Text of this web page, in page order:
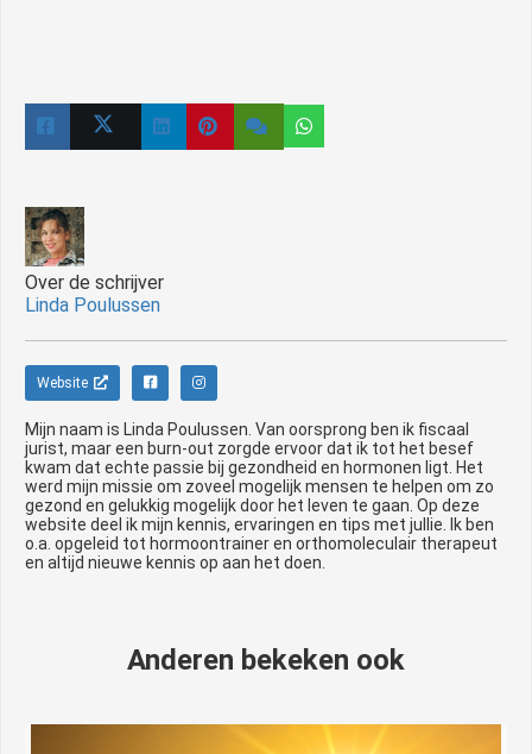
Over de schrijver
Linda Poulussen
Website
Mijn naam is Linda Poulussen. Van oorsprong ben ik fiscaal
jurist, maar een burn-out zorgde ervoor dat ik tot het besef
kwam dat echte passie bij gezondheid en hormonen ligt. Het
werd mijn missie om zoveel mogelijk mensen te helpen om zo
gezond en gelukkig mogelijk door het leven te gaan. Op deze
website deel ik mijn kennis, ervaringen en tips met jullie. Ik ben
o.a. opgeleid tot hormoontrainer en orthomoleculair therapeut
en altijd nieuwe kennis op aan het doen.
Anderen bekeken ook